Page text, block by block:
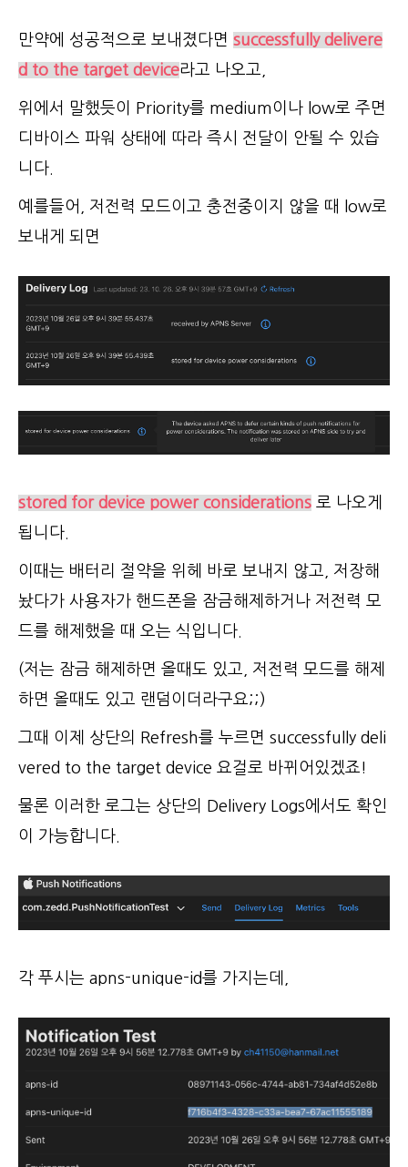
만약에 성공적으로 보내졌다면 successfully delivere
d to the target device라고 나오고,
위에서 말했듯이 Priority를 medium이나 low로 주면
디바이스 파워 상태에 따라 즉시 전달이 안될 수 있습
니다.
예를들어, 저전력 모드이고 충전중이지 않을 때 low로
보내게 되면
stored for device power considerations 로 나오게
됩니다.
이때는 배터리 절약을 위헤 바로 보내지 않고, 저장해
놨다가 사용자가 핸드폰을 잠금해제하거나 저전력 모
드를 해제했을 때 오는 식입니다.
(저는 잠금 해제하면 올때도 있고, 저전력 모드를 해제
하면 올때도 있고 랜덤이더라구요;;)
그때 이제 상단의 Refresh를 누르면 successfully deli
vered to the target device 요걸로 바뀌어있겠죠!
물론 이러한 로그는 상단의 Delivery Logs에서도 확인
이 가능합니다.
각 푸시는 apns-unique-id를 가지는데,